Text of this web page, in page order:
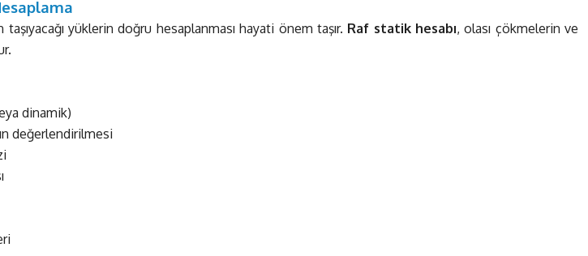
yüklerin doğru hesaplanması hayati önem taşır. Raf statik hesabı, olası çökmelerin ve
dinamik)
değerlendirilmesi